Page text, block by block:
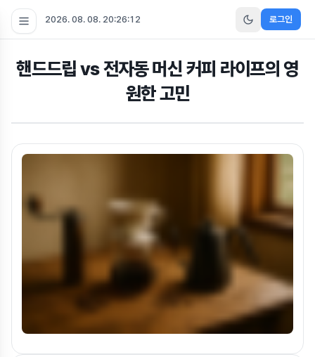
2026. 08. 08. 20:26:13 로그인
핸드드립 vs 전자동 머신 커피 라이프의 영
원한 고민